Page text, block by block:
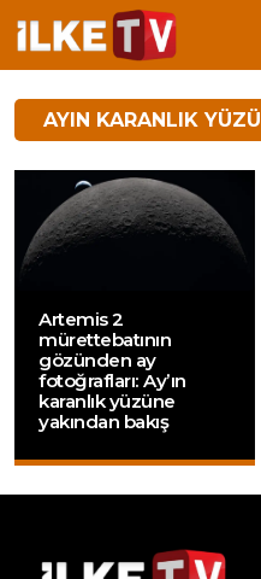
AYIN KARANLIK YÜZÜ
Artemis 2
mürettebatının
gözünden ay
fotoğrafları: Ay’ın
karanlık yüzüne
yakından bakış